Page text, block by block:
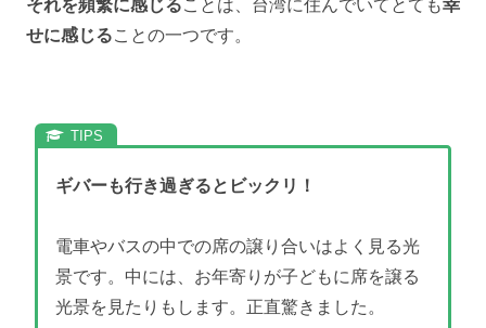
せに感じることの一つです。
ギバーも行き過ぎるとビックリ！
電車やバスの中での席の譲り合いはよく見る光
景です。中には、お年寄りが子どもに席を譲る
光景を見たりもします。正直驚きました。